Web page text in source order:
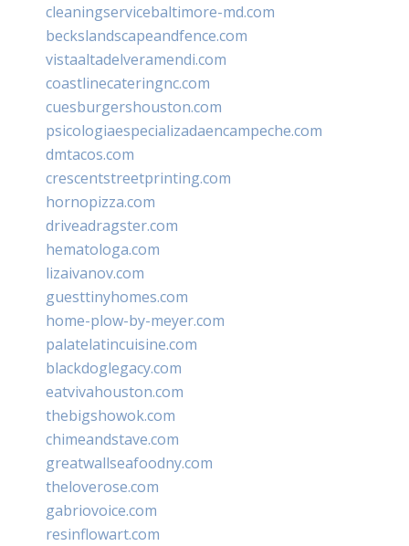
cleaningservicebaltimore-md.com
beckslandscapeandfence.com
vistaaltadelveramendi.com
coastlinecateringnc.com
cuesburgershouston.com
psicologiaespecializadaencampeche.com
dmtacos.com
crescentstreetprinting.com
hornopizza.com
driveadragster.com
hematologa.com
lizaivanov.com
guesttinyhomes.com
home-plow-by-meyer.com
palatelatincuisine.com
blackdoglegacy.com
eatvivahouston.com
thebigshowok.com
chimeandstave.com
greatwallseafoodny.com
theloverose.com
gabriovoice.com
resinflowart.com